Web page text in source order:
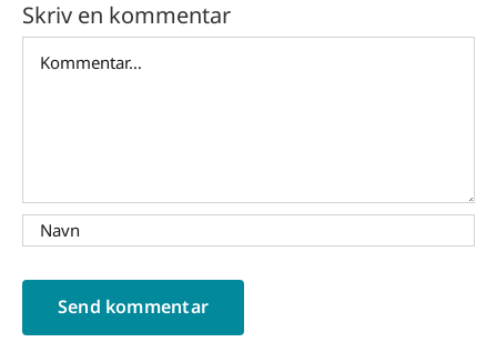
Skriv en kommentar